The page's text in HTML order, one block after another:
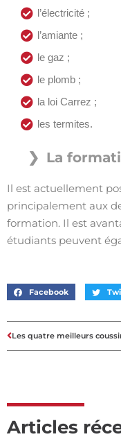
l’électricité ;
l’amiante ;
le gaz ;
le plomb ;
la loi Carrez ;
les termites.
La
Il est actuellement
principalement aux
formation. Il est
étudiants peuvent
Facebook
Les quatre meilleurs
Articles